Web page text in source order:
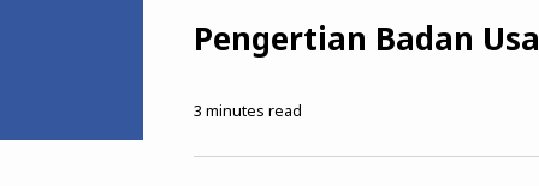
Pengertian Badan
3 minutes read